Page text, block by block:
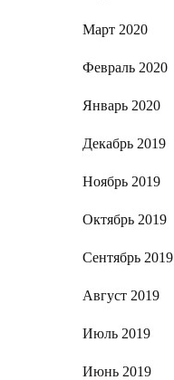
Март 2020
Февраль 2020
Январь 2020
Декабрь 2019
Ноябрь 2019
Октябрь 2019
Сентябрь 2019
Август 2019
Июль 2019
Июнь 2019